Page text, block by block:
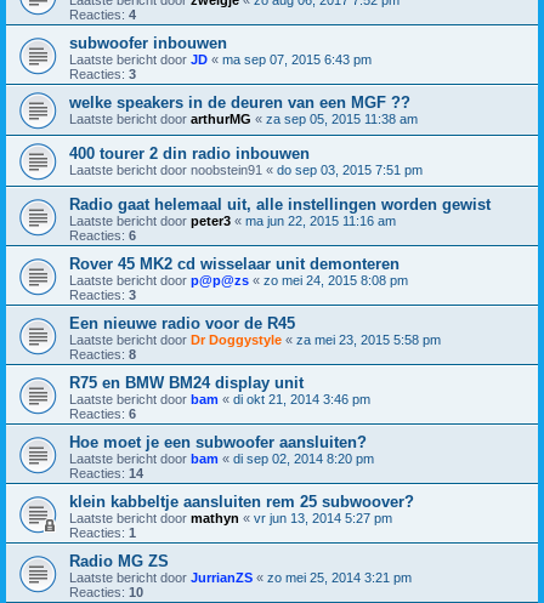
Reacties: 4
subwoofer inbouwen
Laatste bericht door JD « ma sep 07, 2015 6:43 pm
Reacties: 3
welke speakers in de deuren van een MGF ??
Laatste bericht door arthurMG « za sep 05, 2015 11:38 am
400 tourer 2 din radio inbouwen
Laatste bericht door noobstein91 « do sep 03, 2015 7:51 pm
Radio gaat helemaal uit, alle instellingen worden gewist
Laatste bericht door peter3 « ma jun 22, 2015 11:16 am
Reacties: 6
Rover 45 MK2 cd wisselaar unit demonteren
Laatste bericht door p@p@zs « zo mei 24, 2015 8:08 pm
Reacties: 3
Een nieuwe radio voor de R45
Laatste bericht door Dr Doggystyle « za mei 23, 2015 5:58 pm
Reacties: 8
R75 en BMW BM24 display unit
Laatste bericht door bam « di okt 21, 2014 3:46 pm
Reacties: 6
Hoe moet je een subwoofer aansluiten?
Laatste bericht door bam « di sep 02, 2014 8:20 pm
Reacties: 14
klein kabbeltje aansluiten rem 25 subwoover?
Laatste bericht door mathyn « vr jun 13, 2014 5:27 pm
Reacties: 1
Radio MG ZS
Laatste bericht door JurrianZS « zo mei 25, 2014 3:21 pm
Reacties: 10